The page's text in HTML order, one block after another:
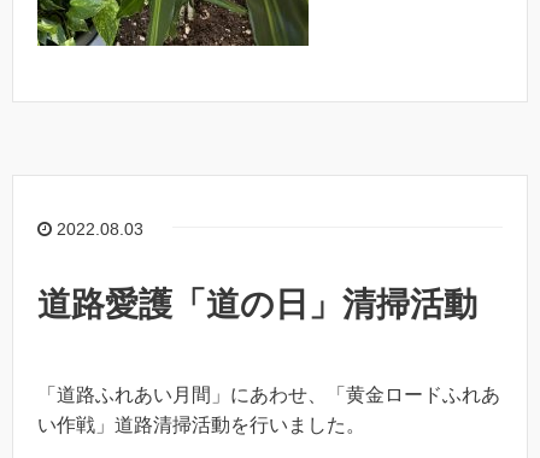
2022.08.03
道路愛護「道の日」清掃活動
「道路ふれあい月間」にあわせ、「黄金ロードふれあ
い作戦」道路清掃活動を行いました。